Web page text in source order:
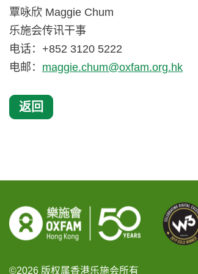
覃咏欣 Maggie Chum
乐施会传讯干事
电话：+852 3120 5222
电邮： maggie.chum@oxfam.org.hk
返回
©2026 版权属香港乐施会所有